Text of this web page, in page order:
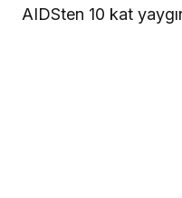
AIDSten 10 kat